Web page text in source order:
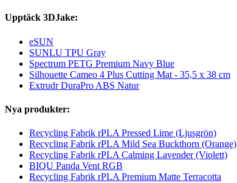
Upptäck 3DJake:
eSUN
SUNLU TPU Gray
Spectrum PETG Premium Navy Blue
Silhouette Cameo 4 Plus Cutting Mat - 35,5 x 38 cm
Extrudr DuraPro ABS Natur
Nya produkter:
Recycling Fabrik rPLA Pressed Lime (Ljusgrön)
Recycling Fabrik rPLA Mild Sea Buckthorn (Orange)
Recycling Fabrik rPLA Calming Lavender (Violett)
BIQU Panda Vent RGB
Recycling Fabrik rPLA Premium Matte Terracotta